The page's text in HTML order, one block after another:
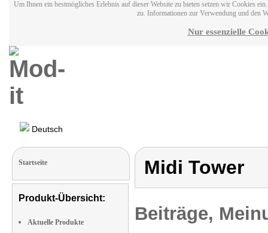
Um Ihnen ein bestmögliches Erlebnis auf dieser Website zu bieten setzen wir Cookies
zu. Informationen zur Verwendung und den
Nur essenzielle
Deutsch
Startseite
Produkt-Übersicht:
Aktuelle Produkte
Midi Tower
Beiträge,